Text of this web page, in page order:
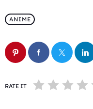
ANIME
RATE IT